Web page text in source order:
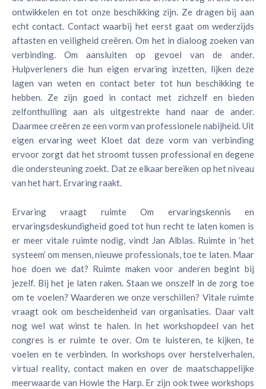
ontwikkelen en tot onze beschikking zijn. Ze dragen bij aan
echt contact. Contact waarbij het eerst gaat om wederzijds
aftasten en veiligheid creëren. Om het in dialoog zoeken van
verbinding. Om aansluiten op gevoel van de ander.
Hulpverleners die hun eigen ervaring inzetten, lijken deze
lagen van weten en contact beter tot hun beschikking te
hebben. Ze zijn goed in contact met zichzelf en bieden
zelfonthulling aan als uitgestrekte hand naar de ander.
Daarmee creëren ze een vorm van professionele nabijheid. Uit
eigen ervaring weet Kloet dat deze vorm van verbinding
ervoor zorgt dat het stroomt tussen professional en degene
die ondersteuning zoekt. Dat ze elkaar bereiken op het niveau
van het hart. Ervaring raakt.
Ervaring vraagt ruimte Om ervaringskennis en
ervaringsdeskundigheid goed tot hun recht te laten komen is
er meer vitale ruimte nodig, vindt Jan Alblas. Ruimte in ‘het
systeem’ om mensen, nieuwe professionals, toe te laten. Maar
hoe doen we dat? Ruimte maken voor anderen begint bij
jezelf. Bij het je laten raken. Staan we onszelf in de zorg toe
om te voelen? Waarderen we onze verschillen? Vitale ruimte
vraagt ook om bescheidenheid van organisaties. Daar valt
nog wel wat winst te halen. In het workshopdeel van het
congres is er ruimte te over. Om te luisteren, te kijken, te
voelen en te verbinden. In workshops over herstelverhalen,
virtual reality, contact maken en over de maatschappelijke
meerwaarde van Howie the Harp. Er zijn ook twee workshops